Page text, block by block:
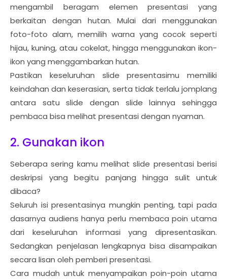
mengambil beragam elemen presentasi yang
berkaitan dengan hutan. Mulai dari menggunakan
foto-foto alam, memilih warna yang cocok seperti
hijau, kuning, atau cokelat, hingga menggunakan ikon-
ikon yang menggambarkan hutan.
Pastikan keseluruhan slide presentasimu memiliki
keindahan dan keserasian, serta tidak terlalu jomplang
antara satu slide dengan slide lainnya sehingga
pembaca bisa melihat presentasi dengan nyaman.
2. Gunakan ikon
Seberapa sering kamu melihat slide presentasi berisi
deskripsi yang begitu panjang hingga sulit untuk
dibaca?
Seluruh isi presentasinya mungkin penting, tapi pada
dasarnya audiens hanya perlu membaca poin utama
dari keseluruhan informasi yang dipresentasikan.
Sedangkan penjelasan lengkapnya bisa disampaikan
secara lisan oleh pemberi presentasi.
Cara mudah untuk menyampaikan poin-poin utama